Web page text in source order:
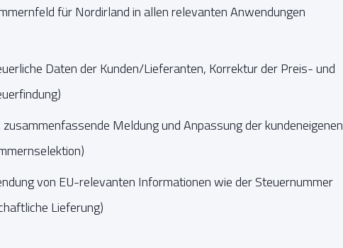
für Nordirland in allen relevanten Anwendungen
Daten der Kunden/Lieferanten, Korrektur der Preis- und
Meldung und Anpassung der kundeneigenen
von EU-relevanten Informationen wie der Steuernummer
Lieferung)